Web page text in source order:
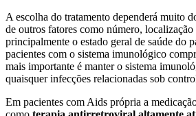
A escolha do tratamento dependerá muito
de outros fatores como número, localização
principalmente o estado geral de saúde do
pacientes com o sistema imunológico
mais importante é manter o sistema
quaisquer infecções relacionadas sob
Em pacientes com Aids própria a